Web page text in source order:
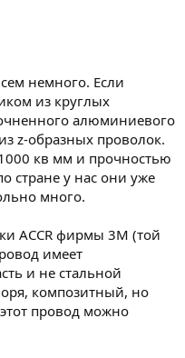
немного. Если
из круглых
алюминиевого
z-образных проволок.
кв мм и прочностью
стране у нас они уже
много.
ACCR фирмы 3М (той
имеет
и не стальной
композитный, но
провод можно